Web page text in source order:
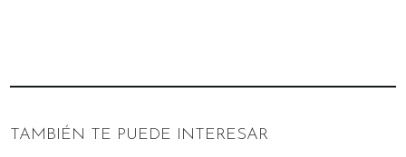
TAMBIÉN TE PUEDE INTERESAR